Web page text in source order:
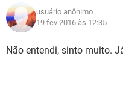
usuário anônimo
19 fev 2016 às 12:35
Não entendi, sinto muito.